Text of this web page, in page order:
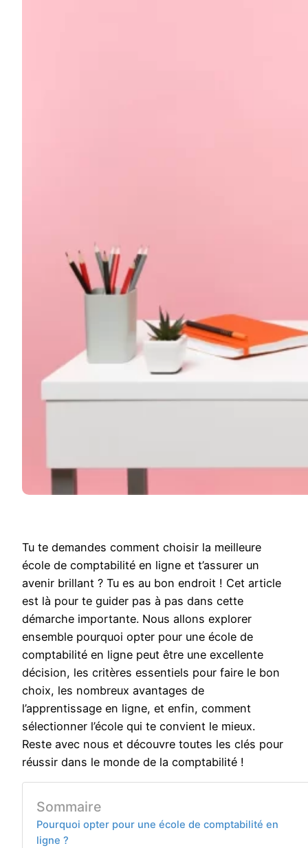
Tu te demandes comment choisir la meilleure
école de comptabilité en ligne et t’assurer un
avenir brillant ? Tu es au bon endroit ! Cet article
est là pour te guider pas à pas dans cette
démarche importante. Nous allons explorer
ensemble pourquoi opter pour une école de
comptabilité en ligne peut être une excellente
décision, les critères essentiels pour faire le bon
choix, les nombreux avantages de
l’apprentissage en ligne, et enfin, comment
sélectionner l’école qui te convient le mieux.
Reste avec nous et découvre toutes les clés pour
réussir dans le monde de la comptabilité !
Sommaire
Pourquoi opter pour une école de comptabilité en
ligne ?